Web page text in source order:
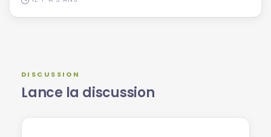
DISCUSSION
Lance la discussion